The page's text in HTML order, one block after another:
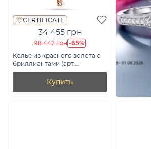
CERTIFICATE
34 455 грн
98 442 грн -65%
Колье из красного золота с
бриллиантами (арт.
Ц011277015)
Купить